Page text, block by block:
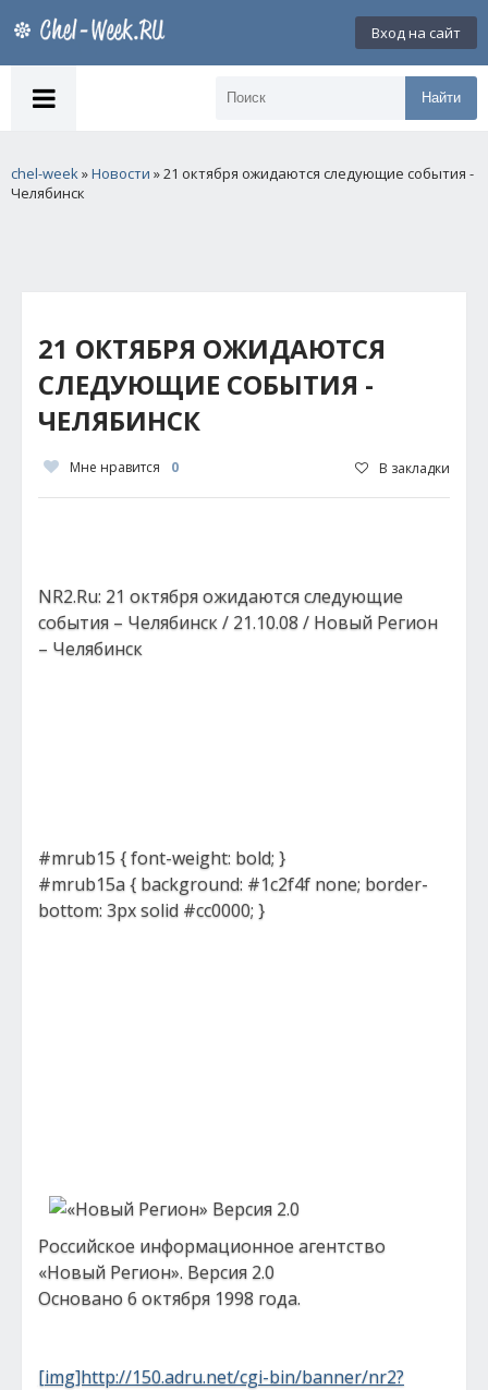
Вход на сайт
Найти
chel-week»Новости » 21 октября ожидаются следующие события -
Челябинск
21 ОКТЯБРЯ ОЖИДАЮТСЯ
СЛЕДУЮЩИЕ СОБЫТИЯ -
ЧЕЛЯБИНСК
Мне нравится 0 В закладки
NR2.Ru: 21 октября ожидаются следующие
события – Челябинск / 21.10.08 / Новый Регион
– Челябинск
#mrub15 { font-weight: bold; }
#mrub15a { background: #1c2f4f none; border-
bottom: 3px solid #cc0000; }
Российское информационное агентство
«Новый Регион». Версия 2.0
Основано 6 октября 1998 года.
[img]http://150.adru.net/cgi-bin/banner/nr2?